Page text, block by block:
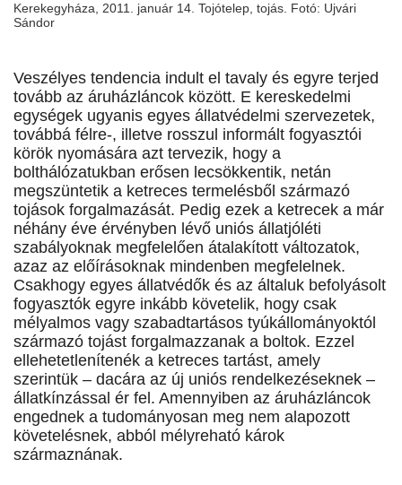
Kerekegyháza, 2011. január 14. Tojótelep, tojás. Fotó: Ujvári
Sándor
Veszélyes tendencia indult el tavaly és egyre terjed
tovább az áruházláncok között. E kereskedelmi
egységek ugyanis egyes állatvédelmi szervezetek,
továbbá félre-, illetve rosszul informált fogyasztói
körök nyomására azt tervezik, hogy a
bolthálózatukban erősen lecsökkentik, netán
megszüntetik a ketreces termelésből származó
tojások forgalmazását. Pedig ezek a ketrecek a már
néhány éve érvényben lévő uniós állatjóléti
szabályoknak megfelelően átalakított változatok,
azaz az előírásoknak mindenben megfelelnek.
Csakhogy egyes állatvédők és az általuk befolyásolt
fogyasztók egyre inkább követelik, hogy csak
mélyalmos vagy szabadtartásos tyúkállományoktól
származó tojást forgalmazzanak a boltok. Ezzel
ellehetetlenítenék a ketreces tartást, amely
szerintük – dacára az új uniós rendelkezéseknek –
állatkínzással ér fel. Amennyiben az áruházláncok
engednek a tudományosan meg nem alapozott
követelésnek, abból mélyreható károk
származnának.